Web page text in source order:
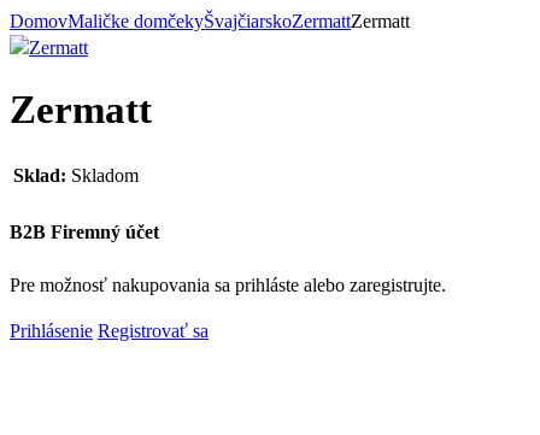
DomovMaličke domčekyŠvajčiarskoZermattZermatt
Zermatt
Sklad: Skladom
B2B Firemný účet
Pre možnosť nakupovania sa prihláste alebo zaregistrujte.
Prihlásenie Registrovať sa